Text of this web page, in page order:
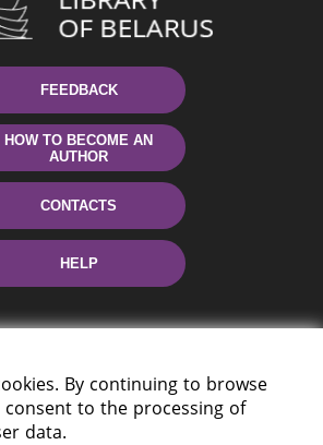
FEEDBACK
HOW TO BECOME AN
AUTHOR
CONTACTS
HELP
By continuing to browse
consent to the processing of
data.